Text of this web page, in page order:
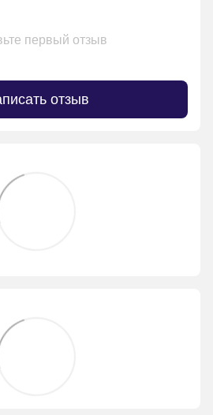
первый отзыв
отзыв